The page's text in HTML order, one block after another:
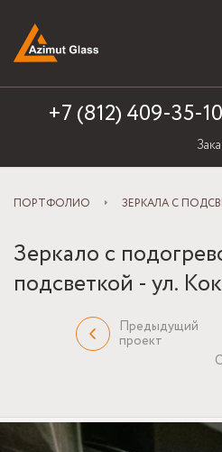
+7 (812) 409-35-10
ПОРТФОЛИО ЗЕРКАЛА С
Зеркало с
подсветкой - ул.
Предыдущий
проект